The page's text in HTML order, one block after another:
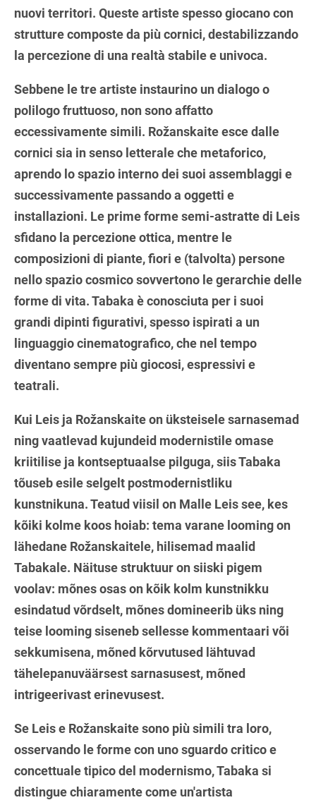
nuovi territori. Queste artiste spesso giocano con
strutture composte da più cornici, destabilizzando
la percezione di una realtà stabile e univoca.
Sebbene le tre artiste instaurino un dialogo o
polilogo fruttuoso, non sono affatto
eccessivamente simili. Rožanskaite esce dalle
cornici sia in senso letterale che metaforico,
aprendo lo spazio interno dei suoi assemblaggi e
successivamente passando a oggetti e
installazioni. Le prime forme semi-astratte di Leis
sfidano la percezione ottica, mentre le
composizioni di piante, fiori e (talvolta) persone
nello spazio cosmico sovvertono le gerarchie delle
forme di vita. Tabaka è conosciuta per i suoi
grandi dipinti figurativi, spesso ispirati a un
linguaggio cinematografico, che nel tempo
diventano sempre più giocosi, espressivi e
teatrali.
Kui Leis ja Rožanskaite on üksteisele sarnasemad
ning vaatlevad kujundeid modernistile omase
kriitilise ja kontseptuaalse pilguga, siis Tabaka
tõuseb esile selgelt postmodernistliku
kunstnikuna. Teatud viisil on Malle Leis see, kes
kõiki kolme koos hoiab: tema varane looming on
lähedane Rožanskaitele, hilisemad maalid
Tabakale. Näituse struktuur on siiski pigem
voolav: mõnes osas on kõik kolm kunstnikku
esindatud võrdselt, mõnes domineerib üks ning
teise looming siseneb sellesse kommentaari või
sekkumisena, mõned kõrvutused lähtuvad
tähelepanuväärsest sarnasusest, mõned
intrigeerivast erinevusest.
Se Leis e Rožanskaite sono più simili tra loro,
osservando le forme con uno sguardo critico e
concettuale tipico del modernismo, Tabaka si
distingue chiaramente come un'artista